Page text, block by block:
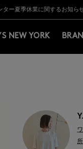
円（税込）以上のお買上げ
一時停止のお知らせ】
ー夏季休業に関するお知ら
承り一時停止のお知らせ】（
影響によるお荷物のお届け
SALEのご案内・ご注意事項
円（税込）以上のお買上げ
一時停止のお知らせ】
NEW YORK